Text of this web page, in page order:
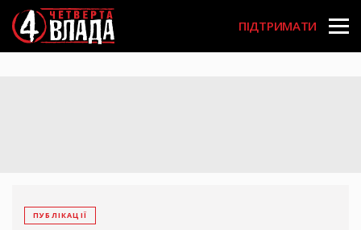
Перейти
до
основного
вмісту
User
account
ПІДТРИМАТИ
ПУБЛІКАЦІЇ